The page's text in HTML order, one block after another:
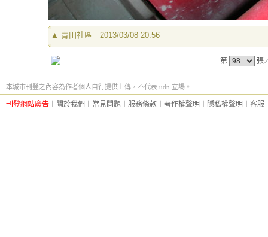
▲ 青田社區 2013/03/08 20:56
第 張
本城市刊登之內容為作者個人自行提供上傳，不代表 udn 立場。
刊登網站廣告 關於我們 常見問題 服務條款 著作權聲明 隱私權聲明 客服